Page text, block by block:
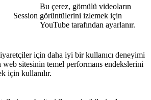
Session
Bu çerez, gömülü videoların
görüntülerini izlemek için
YouTube tarafından ayarlanır.
için daha iyi bir kullanıcı deneyimi
web sitesinin temel performans endekslerini
için kullanılır.